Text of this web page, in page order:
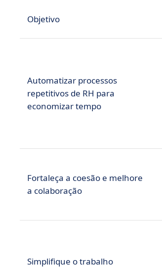
Objetivo
Automatizar processos
repetitivos de RH para
economizar tempo
Fortaleça a coesão e melhore
a colaboração
Simplifique o trabalho